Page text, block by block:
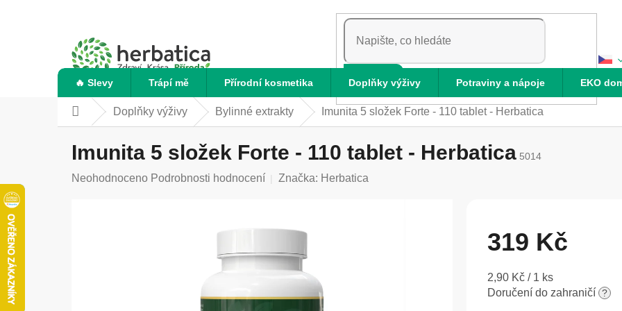
HLEDAT
🔥 Slevy Trápí mě Přírodní kosmetika Doplňky výživy Potraviny a nápoje EKO
Domů Doplňky výživy Bylinné extrakty Imunita 5 složek Forte - 110 tablet - Herbatica
Imunita 5 složek Forte - 110 tablet - Herbatica 5014
Průměrné
Neohodnoceno Podrobnosti hodnocení Značka: Herbatica
319 Kč
Měrná
cena:
2,90 Kč / 1 ks
Doručení do zahraničí ?